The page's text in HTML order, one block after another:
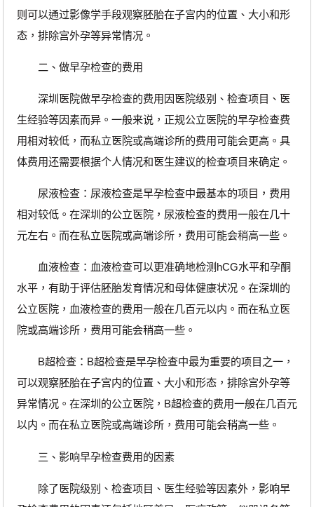
则可以通过影像学手段观察胚胎在子宫内的位置、大小和形
态，排除宫外孕等异常情况。
二、做早孕检查的费用
深圳医院做早孕检查的费用因医院级别、检查项目、医
生经验等因素而异。一般来说，正规公立医院的早孕检查费
用相对较低，而私立医院或高端诊所的费用可能会更高。具
体费用还需要根据个人情况和医生建议的检查项目来确定。
尿液检查：尿液检查是早孕检查中最基本的项目，费用
相对较低。在深圳的公立医院，尿液检查的费用一般在几十
元左右。而在私立医院或高端诊所，费用可能会稍高一些。
血液检查：血液检查可以更准确地检测hCG水平和孕酮
水平，有助于评估胚胎发育情况和母体健康状况。在深圳的
公立医院，血液检查的费用一般在几百元以内。而在私立医
院或高端诊所，费用可能会稍高一些。
B超检查：B超检查是早孕检查中最为重要的项目之一，
可以观察胚胎在子宫内的位置、大小和形态，排除宫外孕等
异常情况。在深圳的公立医院，B超检查的费用一般在几百元
以内。而在私立医院或高端诊所，费用可能会稍高一些。
三、影响早孕检查费用的因素
除了医院级别、检查项目、医生经验等因素外，影响早